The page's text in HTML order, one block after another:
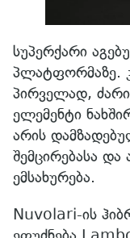
სუპერქარი
პლატფორმაზე.
პირველად,
ელემენტი
არის
შემცირებასა და
ემსახურება.
Nuvolari-ის